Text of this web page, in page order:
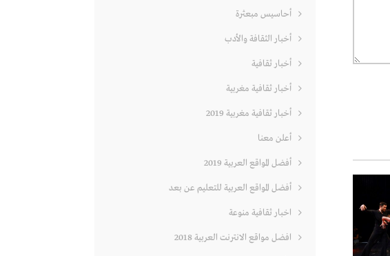
أحاسيس مبعثرة
أخبار الثقافة والأدب
أخبار ثقافية
أخبار ثقافية مغربية
أخبار ثقافية مغربية 2019
أعلن معنا
أفضل المواقع العربية 2019
أفضل المواقع العربية للتعليم عن بعد
اخبار ثقافية منوعة
افضل مواقع الانترنت العربية 2018